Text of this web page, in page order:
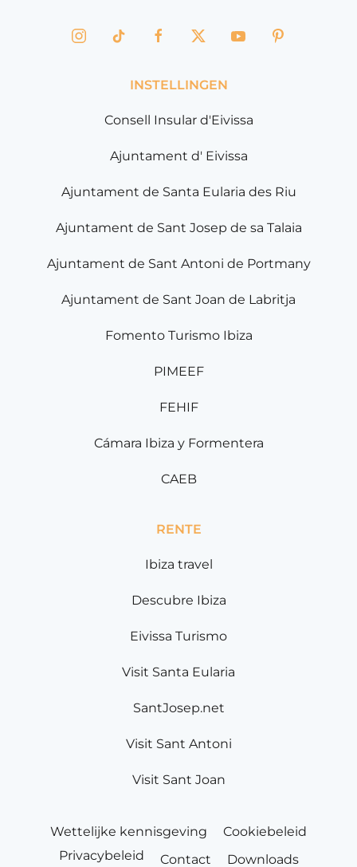
INSTELLINGEN
Consell Insular d'Eivissa
Ajuntament d' Eivissa
Ajuntament de Santa Eularia des Riu
Ajuntament de Sant Josep de sa Talaia
Ajuntament de Sant Antoni de Portmany
Ajuntament de Sant Joan de Labritja
Fomento Turismo Ibiza
PIMEEF
FEHIF
Cámara Ibiza y Formentera
CAEB
RENTE
Ibiza travel
Descubre Ibiza
Eivissa Turismo
Visit Santa Eularia
SantJosep.net
Visit Sant Antoni
Visit Sant Joan
Wettelijke kennisgeving
Cookiebeleid
Privacybeleid
Contact Downloads